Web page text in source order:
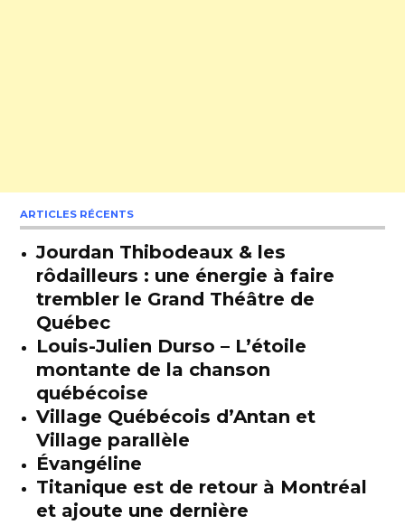
ARTICLES RÉCENTS
Jourdan Thibodeaux & les
rôdailleurs : une énergie à faire
trembler le Grand Théâtre de
Québec
Louis-Julien Durso – L’étoile
montante de la chanson
québécoise
Village Québécois d’Antan et
Village parallèle
Évangéline
Titanique est de retour à Montréal
et ajoute une dernière